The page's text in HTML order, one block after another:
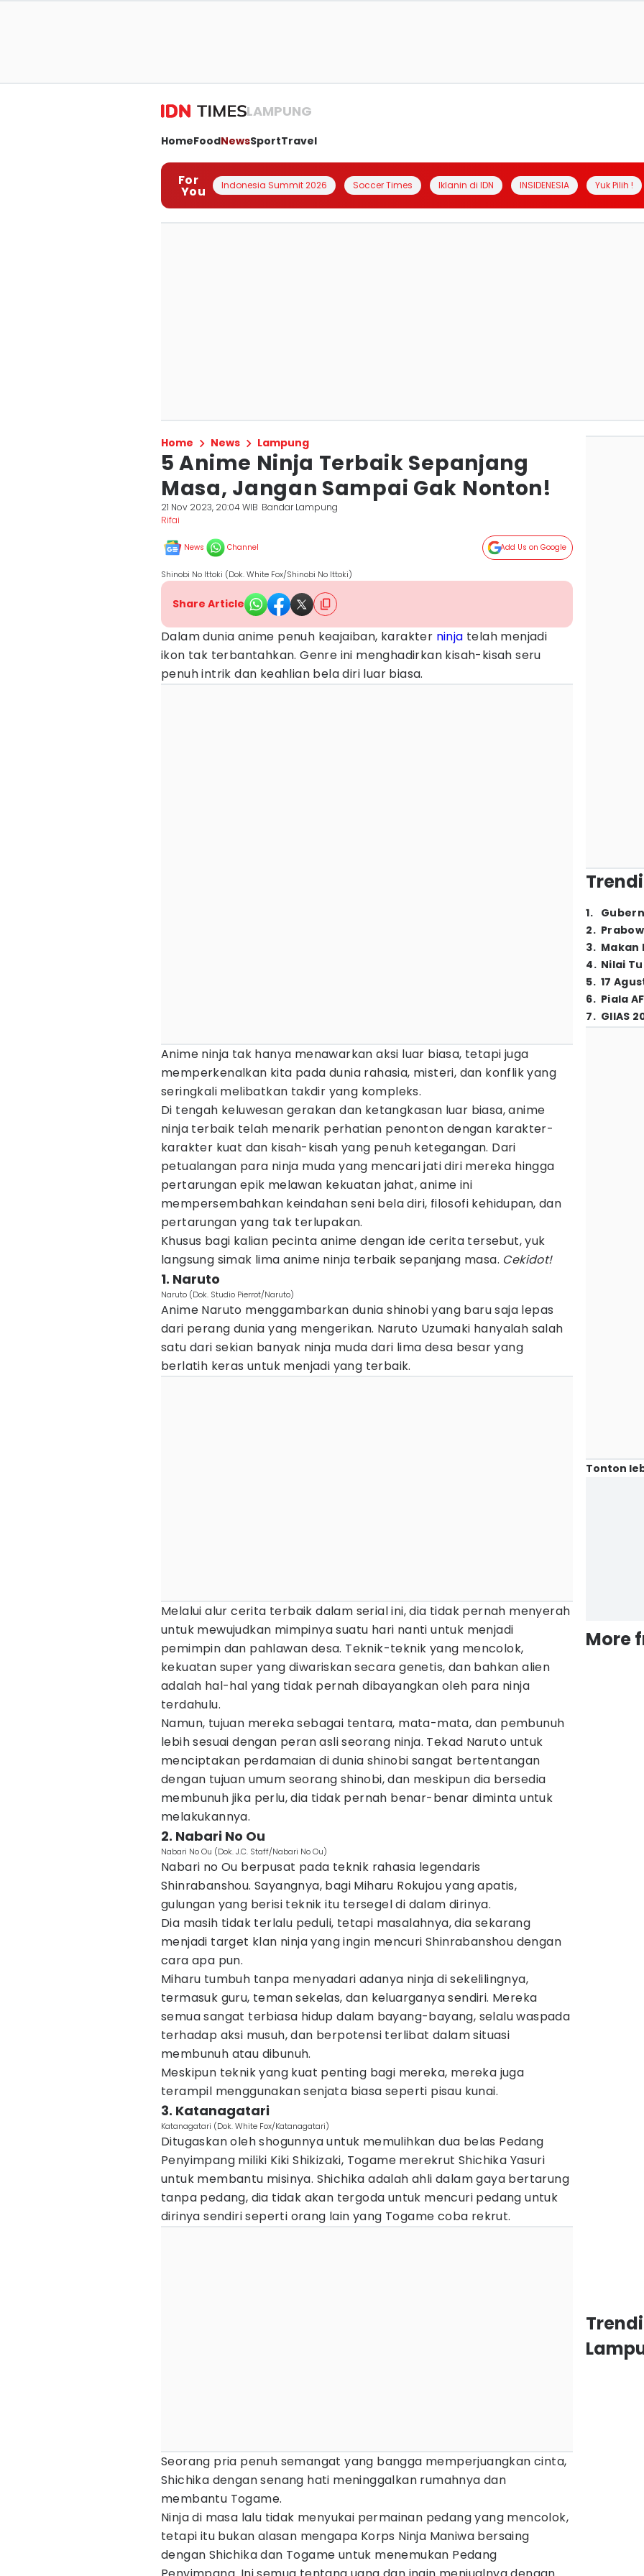
LAMPUNG
HomeFoodNewsSportTravel
For
You Indonesia Summit 2026 Soccer Times Iklanin di IDN INSIDENESIA Yuk Pilih !
Home News Lampung
5 Anime Ninja Terbaik Sepanjang
Masa, Jangan Sampai Gak Nonton!
21 Nov 2023, 20:04 WIB Bandar Lampung
Rifai
News Channel Add Us on Google
Shinobi No Ittoki (Dok. White Fox/Shinobi No Ittoki)
Share Article
Dalam dunia anime penuh keajaiban, karakter ninja telah menjadi
ikon tak terbantahkan. Genre ini menghadirkan kisah-kisah seru
penuh intrik dan keahlian bela diri luar biasa.
Anime ninja tak hanya menawarkan aksi luar biasa, tetapi juga
memperkenalkan kita pada dunia rahasia, misteri, dan konflik yang
seringkali melibatkan takdir yang kompleks.
Di tengah keluwesan gerakan dan ketangkasan luar biasa, anime
ninja terbaik telah menarik perhatian penonton dengan karakter-
karakter kuat dan kisah-kisah yang penuh ketegangan. Dari
petualangan para ninja muda yang mencari jati diri mereka hingga
pertarungan epik melawan kekuatan jahat, anime ini
mempersembahkan keindahan seni bela diri, filosofi kehidupan, dan
pertarungan yang tak terlupakan.
Khusus bagi kalian pecinta anime dengan ide cerita tersebut, yuk
langsung simak lima anime ninja terbaik sepanjang masa. Cekidot!
1. Naruto
Naruto (Dok. Studio Pierrot/Naruto)
Anime Naruto menggambarkan dunia shinobi yang baru saja lepas
dari perang dunia yang mengerikan. Naruto Uzumaki hanyalah salah
satu dari sekian banyak ninja muda dari lima desa besar yang
berlatih keras untuk menjadi yang terbaik.
Melalui alur cerita terbaik dalam serial ini, dia tidak pernah menyerah
untuk mewujudkan mimpinya suatu hari nanti untuk menjadi
pemimpin dan pahlawan desa. Teknik-teknik yang mencolok,
kekuatan super yang diwariskan secara genetis, dan bahkan alien
adalah hal-hal yang tidak pernah dibayangkan oleh para ninja
terdahulu.
Namun, tujuan mereka sebagai tentara, mata-mata, dan pembunuh
lebih sesuai dengan peran asli seorang ninja. Tekad Naruto untuk
menciptakan perdamaian di dunia shinobi sangat bertentangan
dengan tujuan umum seorang shinobi, dan meskipun dia bersedia
membunuh jika perlu, dia tidak pernah benar-benar diminta untuk
melakukannya.
2. Nabari No Ou
Nabari No Ou (Dok. J.C. Staff/Nabari No Ou)
Nabari no Ou berpusat pada teknik rahasia legendaris
Shinrabanshou. Sayangnya, bagi Miharu Rokujou yang apatis,
gulungan yang berisi teknik itu tersegel di dalam dirinya.
Dia masih tidak terlalu peduli, tetapi masalahnya, dia sekarang
menjadi target klan ninja yang ingin mencuri Shinrabanshou dengan
cara apa pun.
Miharu tumbuh tanpa menyadari adanya ninja di sekelilingnya,
termasuk guru, teman sekelas, dan keluarganya sendiri. Mereka
semua sangat terbiasa hidup dalam bayang-bayang, selalu waspada
terhadap aksi musuh, dan berpotensi terlibat dalam situasi
membunuh atau dibunuh.
Meskipun teknik yang kuat penting bagi mereka, mereka juga
terampil menggunakan senjata biasa seperti pisau kunai.
3. Katanagatari
Katanagatari (Dok. White Fox/Katanagatari)
Ditugaskan oleh shogunnya untuk memulihkan dua belas Pedang
Penyimpang miliki Kiki Shikizaki, Togame merekrut Shichika Yasuri
untuk membantu misinya. Shichika adalah ahli dalam gaya bertarung
tanpa pedang, dia tidak akan tergoda untuk mencuri pedang untuk
dirinya sendiri seperti orang lain yang Togame coba rekrut.
Seorang pria penuh semangat yang bangga memperjuangkan cinta,
Shichika dengan senang hati meninggalkan rumahnya dan
membantu Togame.
Ninja di masa lalu tidak menyukai permainan pedang yang mencolok,
tetapi itu bukan alasan mengapa Korps Ninja Maniwa bersaing
dengan Shichika dan Togame untuk menemukan Pedang
1.
2.
3. Makan
4. Nilai
5. 17
6. Piala
7. GIIAS
Tonton
More